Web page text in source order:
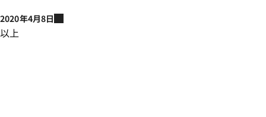
2020年4月8日
以上